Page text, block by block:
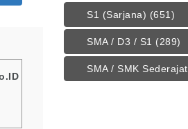
S1 (Sarjana) (651)
SMA / D3 / S1 (289)
SMA / SMK Sederajat